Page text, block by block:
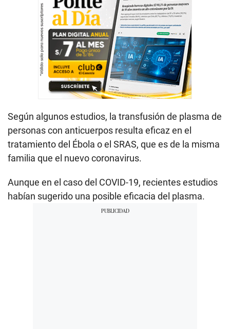
Según algunos estudios, la transfusión de plasma de
personas con anticuerpos resulta eficaz en el
tratamiento del Ébola o el SRAS, que es de la misma
familia que el nuevo coronavirus.
Aunque en el caso del COVID-19, recientes estudios
habían sugerido una posible eficacia del plasma.